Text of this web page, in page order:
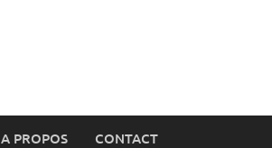
A PROPOS CONTACT